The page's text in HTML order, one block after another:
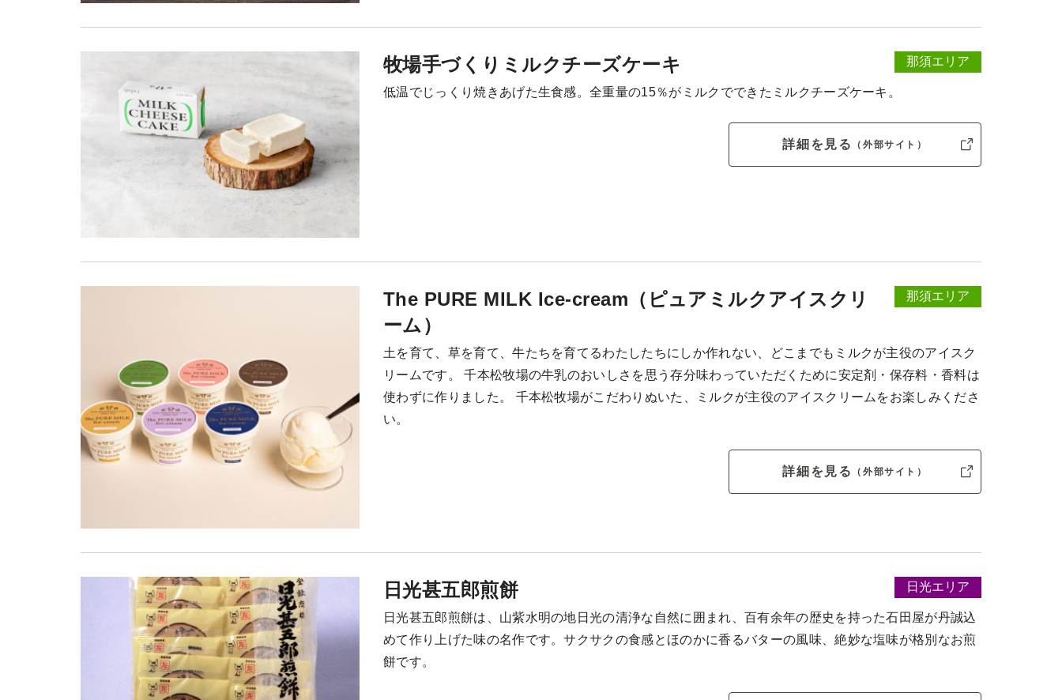
牧場手づくりミルクチーズケーキ 那須エリア
低温でじっくり焼きあげた生食感。全重量の15％がミルクでできたミルクチーズケーキ。
詳細を見る （外部サイト）
The PURE MILK Ice-cream（ピュアミルクアイスクリ
ーム）
那須エリア
土を育て、草を育て、牛たちを育てるわたしたちにしか作れない、どこまでもミルクが主役のアイスク
リームです。 千本松牧場の牛乳のおいしさを思う存分味わっていただくために安定剤・保存料・香料は
使わずに作りました。 千本松牧場がこだわりぬいた、ミルクが主役のアイスクリームをお楽しみくださ
い。
詳細を見る （外部サイト）
日光甚五郎煎餅 日光エリア
日光甚五郎煎餅は、山紫水明の地日光の清浄な自然に囲まれ、百有余年の歴史を持った石田屋が丹誠込
めて作り上げた味の名作です。サクサクの食感とほのかに香るバターの風味、絶妙な塩味が格別なお煎
餅です。